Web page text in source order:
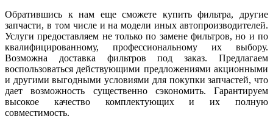
Обратившись к нам еще сможете купить фильтра, другие
запчасти, в том числе и на модели иных автопроизводителей.
Услуги предоставляем не только по замене фильтров, но и по
квалифицированному, профессиональному их выбору.
Возможна доставка фильтров под заказ. Предлагаем
воспользоваться действующими предложениями акционными
и другими выгодными условиями для покупки запчастей, что
дает возможность существенно сэкономить. Гарантируем
высокое качество комплектующих и их полную
совместимость.